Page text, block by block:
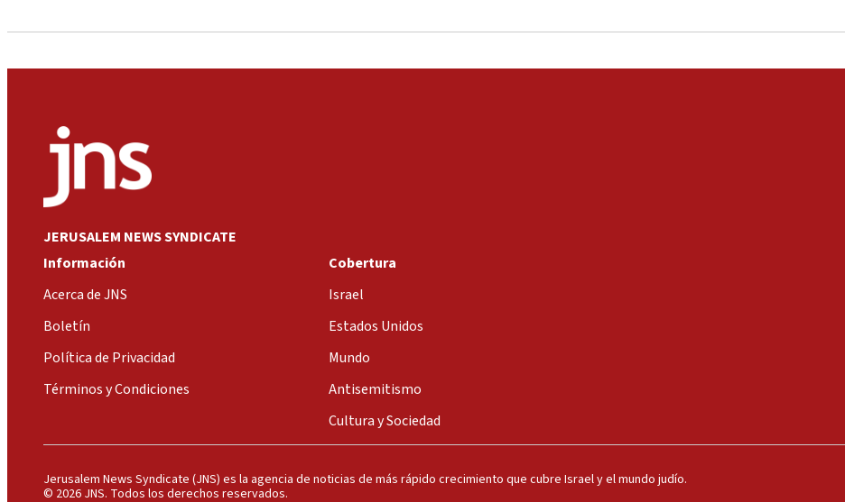
JERUSALEM NEWS SYNDICATE
Información
Acerca de JNS
Boletín
Política de Privacidad
Términos y Condiciones
Cobertura
Israel
Estados Unidos
Mundo
Antisemitismo
Cultura y Sociedad
Jerusalem News Syndicate (JNS) es la agencia de noticias de más rápido crecimiento que cubre Israel y el mundo judío.
© 2026 JNS. Todos los derechos reservados.